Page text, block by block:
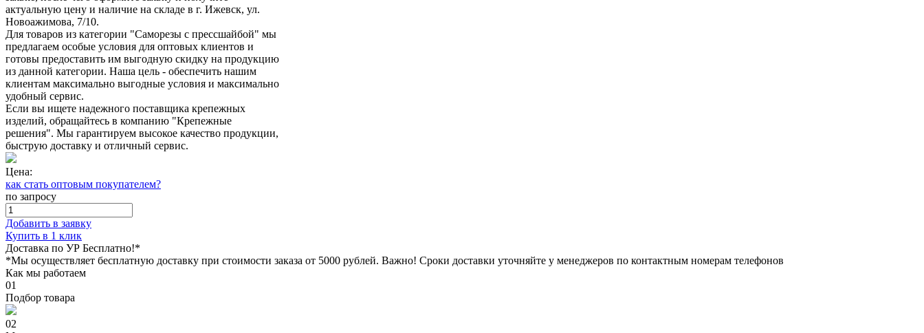
актуальную цену и наличие на складе в г. Ижевск, ул.
Новоажимова, 7/10.
Для товаров из категории "Саморезы с прессшайбой" мы
предлагаем особые условия для оптовых клиентов и
готовы предоставить им выгодную скидку на продукцию
из данной категории. Наша цель - обеспечить нашим
клиентам максимально выгодные условия и максимально
удобный сервис.
Если вы ищете надежного поставщика крепежных
изделий, обращайтесь в компанию "Крепежные
решения". Мы гарантируем высокое качество продукции,
быструю доставку и отличный сервис.
Цена:
как стать оптовым покупателем?
по запросу
Добавить в заявку
Купить в 1 клик
Доставка по УР Бесплатно!*
*Мы осуществляет бесплатную доставку при стоимости заказа от 5000 рублей. Важно! Сроки доставки уточняйте у менеджеров по контактным номерам телефонов
Как мы работаем
01
Подбор товара
02